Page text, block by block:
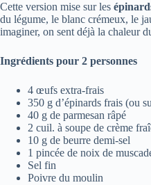
Cette version mise sur les
du légume, le blanc crémeux, le
imaginer, on sent déjà la chaleur
Ingrédients pour 2 personnes
4 œufs extra-frais
350 g d’épinards frais (ou
40 g de parmesan râpé
2 cuil. à soupe de crème
10 g de beurre demi-sel
1 pincée de noix de
Sel fin
Poivre du moulin